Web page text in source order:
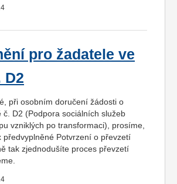
pro žadatele ve
D2
při osobním doručení žádosti o
č. D2 (Podpora sociálních služeb
vzniklých po transformaci), prosíme,
předvyplněné Potvrzení o převzetí
tak zjednodušíte proces převzetí